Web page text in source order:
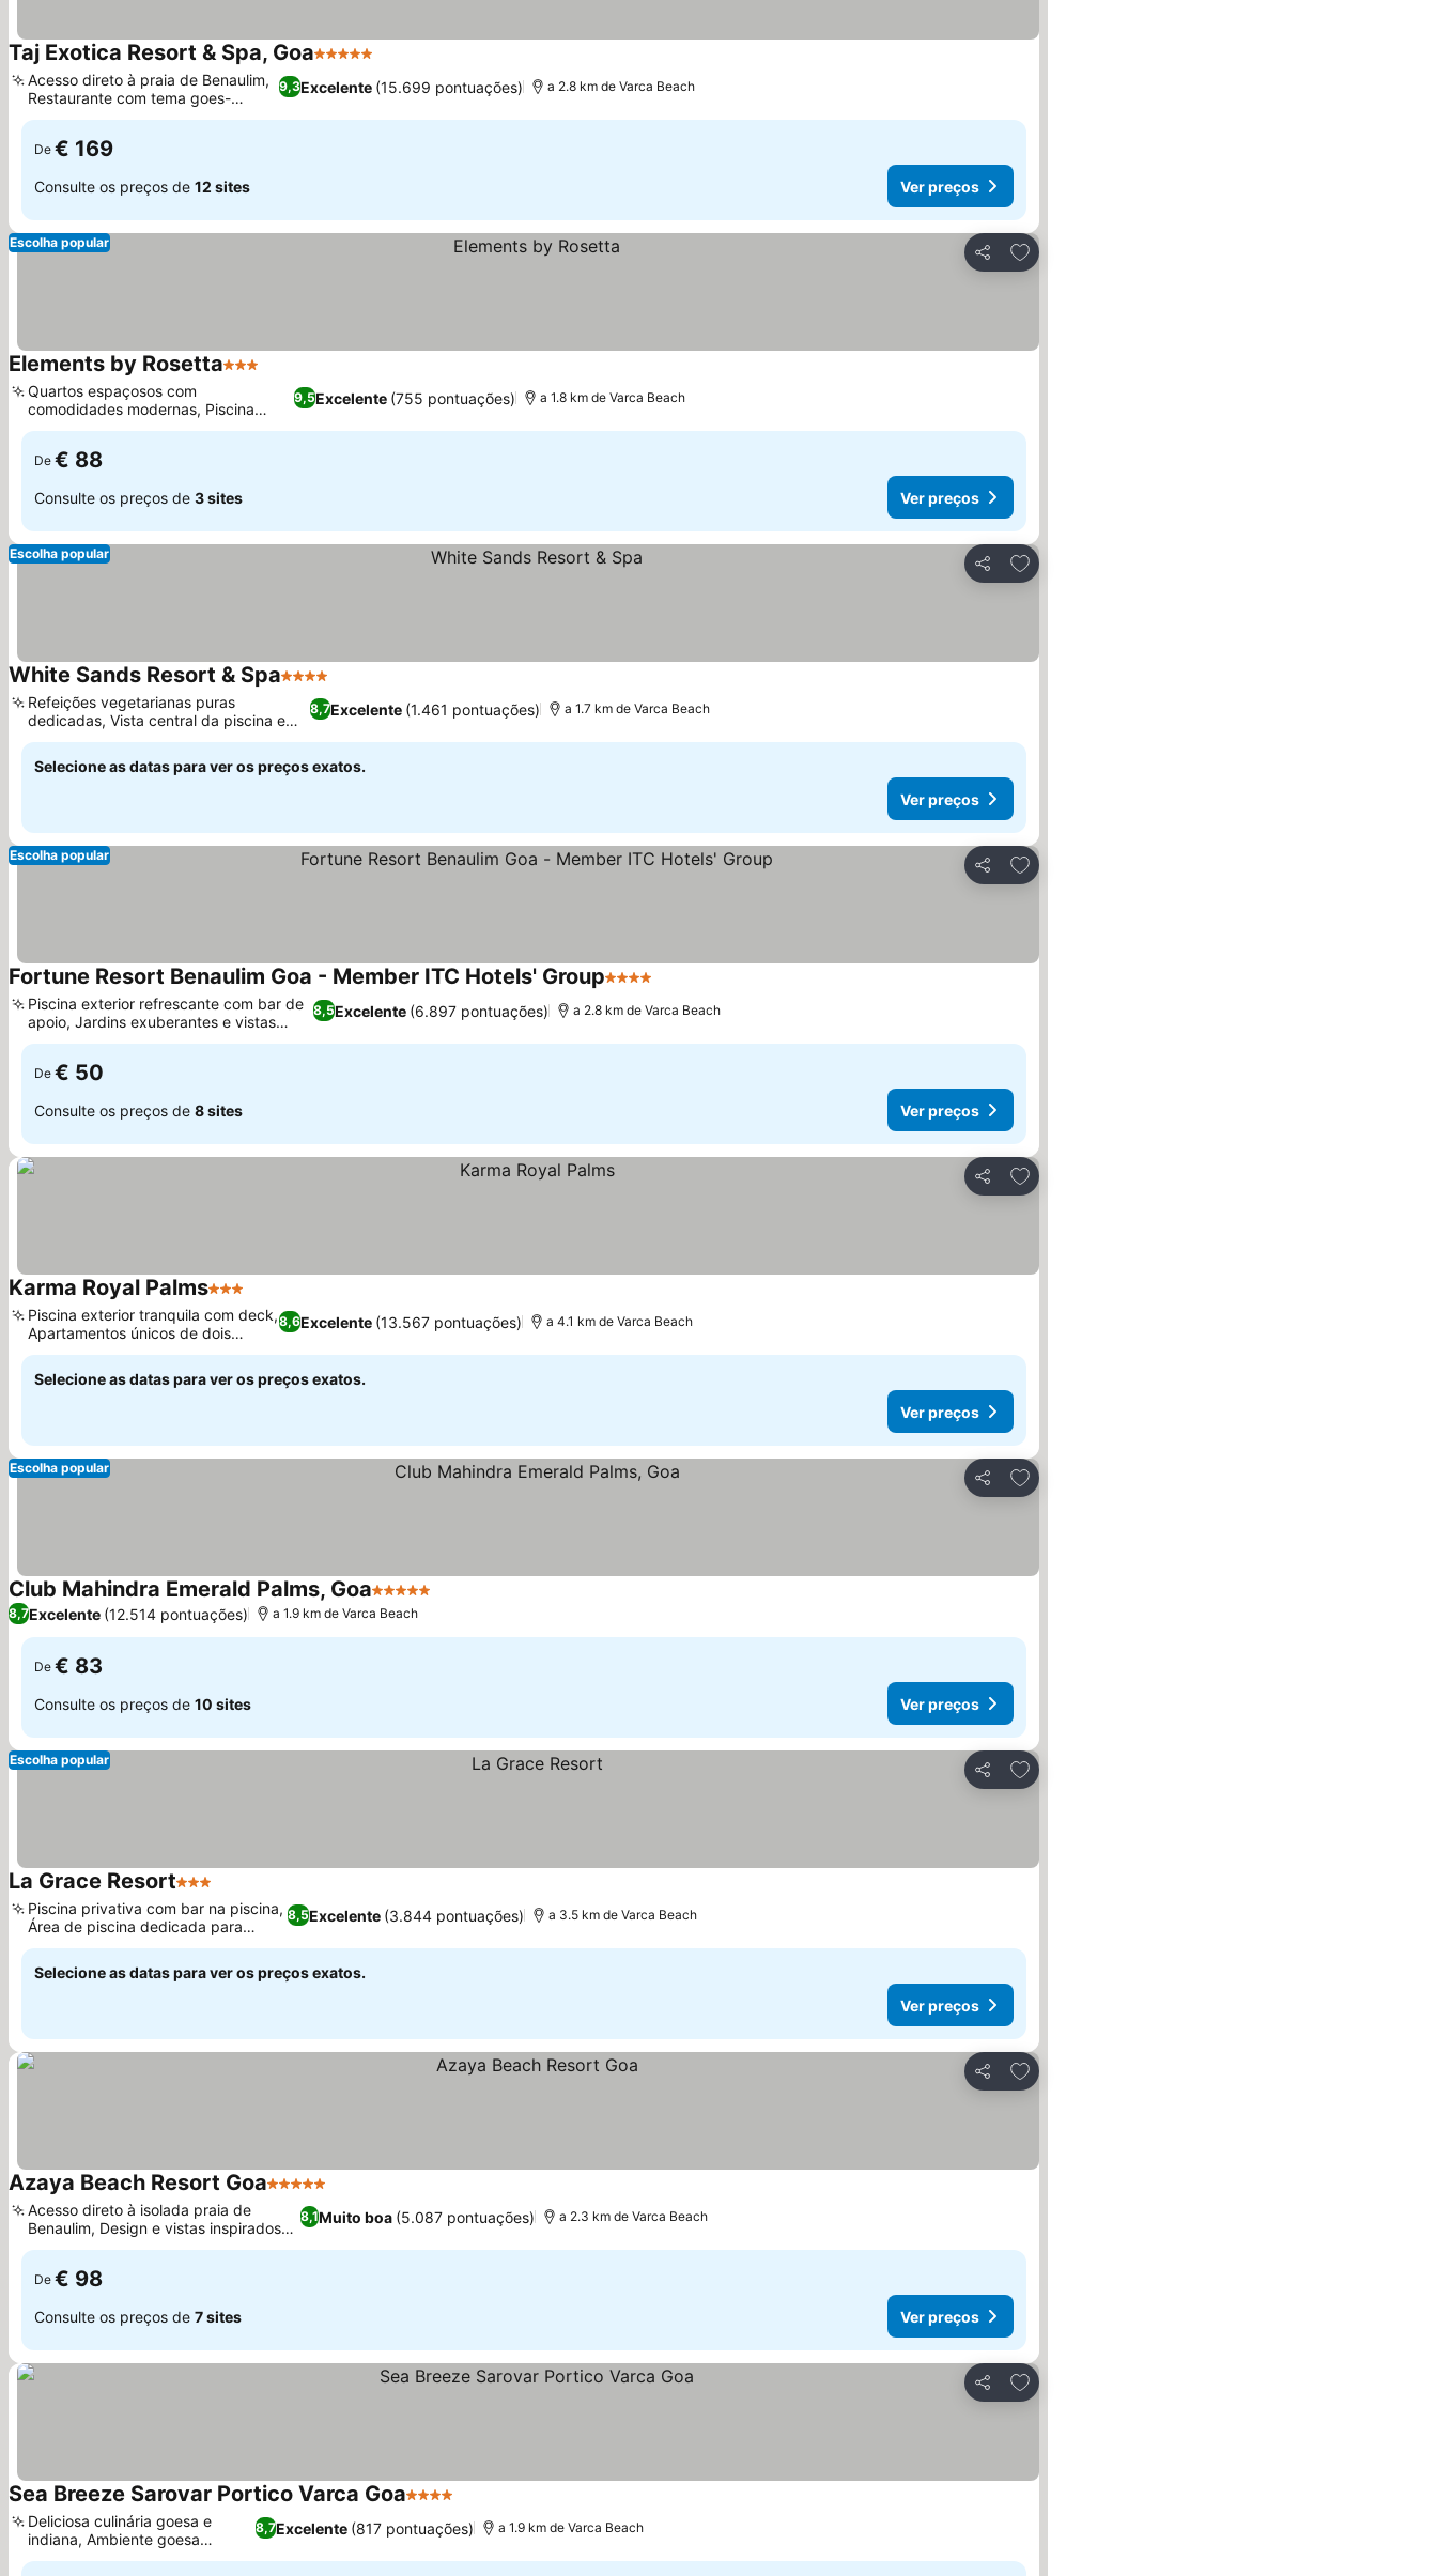
Taj Exotica Resort & Spa, Goa5 Estrelas
9,3Excelente (15.699 pontuações)
Acesso direto à praia de Benaulim,
Restaurante com tema goes-
português
a 2.8 km de Varca Beach
De € 169
Consulte os preços de 12 sites Ver preços
Partilhar
Adicionar aos favoritos
Escolha popular
Elements by Rosetta3 Estrelas
9,5Excelente (755 pontuações)
Quartos espaçosos com
comodidades modernas, Piscina
exterior revigorante
a 1.8 km de Varca Beach
De € 88
Consulte os preços de 3 sites Ver preços
Partilhar
Adicionar aos favoritos
Escolha popular
White Sands Resort & Spa4 Estrelas
8,7Excelente (1.461 pontuações)
Refeições vegetarianas puras
dedicadas, Vista central da piscina em
todos os quartos
a 1.7 km de Varca Beach
Selecione as datas para ver os preços exatos.
Ver preços
Partilhar
Adicionar aos favoritos
Escolha popular
Fortune Resort Benaulim Goa - Member ITC Hotels' Group4 Estrelas
8,5Excelente (6.897 pontuações)
Piscina exterior refrescante com bar de
apoio, Jardins exuberantes e vistas
panorâmicas
a 2.8 km de Varca Beach
De € 50
Consulte os preços de 8 sites Ver preços
Partilhar
Adicionar aos favoritos
Karma Royal Palms3 Estrelas
8,6Excelente (13.567 pontuações)
Piscina exterior tranquila com deck,
Apartamentos únicos de dois
andares
a 4.1 km de Varca Beach
Selecione as datas para ver os preços exatos.
Ver preços
Partilhar
Adicionar aos favoritos
Escolha popular
Club Mahindra Emerald Palms, Goa5 Estrelas
8,7Excelente (12.514 pontuações) a 1.9 km de Varca Beach
De € 83
Consulte os preços de 10 sites Ver preços
Partilhar
Adicionar aos favoritos
Escolha popular
La Grace Resort3 Estrelas
8,5Excelente (3.844 pontuações)
Piscina privativa com bar na piscina,
Área de piscina dedicada para
crianças
a 3.5 km de Varca Beach
Selecione as datas para ver os preços exatos.
Ver preços
Partilhar
Adicionar aos favoritos
Azaya Beach Resort Goa5 Estrelas
8,1Muito boa (5.087 pontuações)
Acesso direto à isolada praia de
Benaulim, Design e vistas inspirados
nas Maldivas
a 2.3 km de Varca Beach
De € 98
Consulte os preços de 7 sites Ver preços
Partilhar
Adicionar aos favoritos
Sea Breeze Sarovar Portico Varca Goa4 Estrelas
8,7Excelente (817 pontuações)
Deliciosa culinária goesa e
indiana, Ambiente goesa
autêntico
a 1.9 km de Varca Beach